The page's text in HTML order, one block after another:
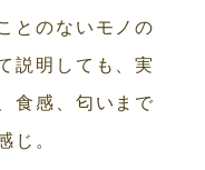
とのないモノの
説明しても、実
食感、匂いまで
じ。